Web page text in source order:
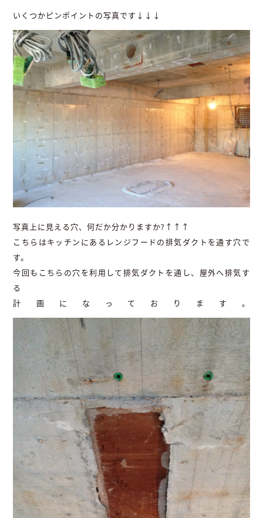
いくつかピンポイントの写真です↓↓↓
写真上に見える穴、何だか分かりますか?↑↑↑
こちらはキッチンにあるレンジフードの排気ダクトを通す穴で
す。
今回もこちらの穴を利用して排気ダクトを通し、屋外へ排気す
る
計画になっております。